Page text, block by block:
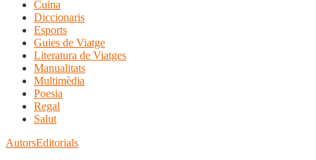
Cuina
Diccionaris
Esports
Guies de Viatge
Literatura de Viatges
Manualitats
Multimèdia
Poesia
Regal
Salut
AutorsEditorials